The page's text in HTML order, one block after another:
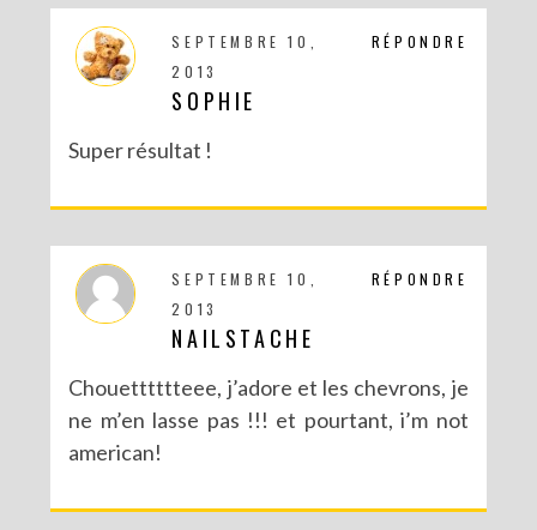
RÉPONDRE
SEPTEMBRE 10,
2013
SOPHIE
Super résultat !
RÉPONDRE
SEPTEMBRE 10,
2013
NAILSTACHE
Chouetttttteee, j’adore et les chevrons, je
ne m’en lasse pas !!! et pourtant, i’m not
american!